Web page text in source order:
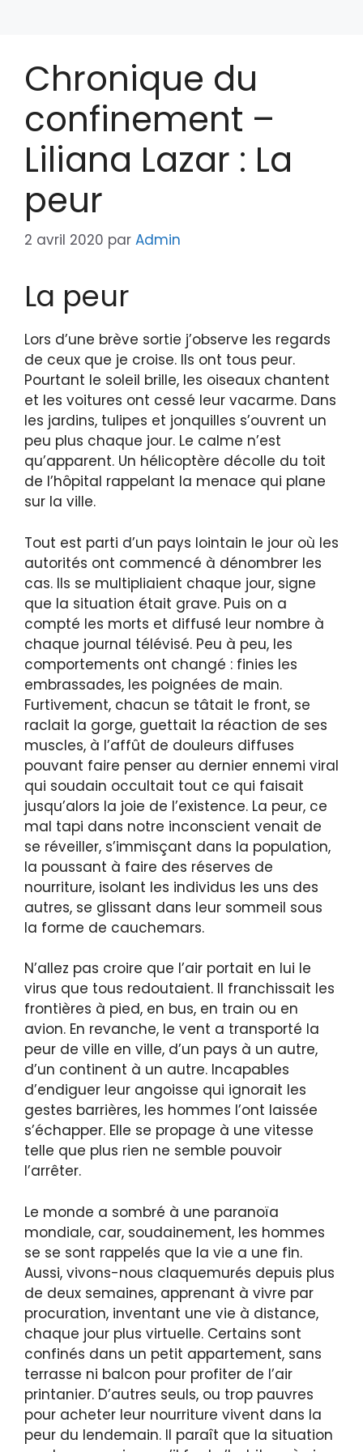
Chronique du
confinement –
Liliana Lazar : La
peur
2 avril 2020 par Admin
La peur
Lors d’une brève sortie j’observe les regards
de ceux que je croise. Ils ont tous peur.
Pourtant le soleil brille, les oiseaux chantent
et les voitures ont cessé leur vacarme. Dans
les jardins, tulipes et jonquilles s’ouvrent un
peu plus chaque jour. Le calme n’est
qu’apparent. Un hélicoptère décolle du toit
de l’hôpital rappelant la menace qui plane
sur la ville.
Tout est parti d’un pays lointain le jour où les
autorités ont commencé à dénombrer les
cas. Ils se multipliaient chaque jour, signe
que la situation était grave. Puis on a
compté les morts et diffusé leur nombre à
chaque journal télévisé. Peu à peu, les
comportements ont changé : finies les
embrassades, les poignées de main.
Furtivement, chacun se tâtait le front, se
raclait la gorge, guettait la réaction de ses
muscles, à l’affût de douleurs diffuses
pouvant faire penser au dernier ennemi viral
qui soudain occultait tout ce qui faisait
jusqu’alors la joie de l’existence. La peur, ce
mal tapi dans notre inconscient venait de
se réveiller, s’immisçant dans la population,
la poussant à faire des réserves de
nourriture, isolant les individus les uns des
autres, se glissant dans leur sommeil sous
la forme de cauchemars.
N’allez pas croire que l’air portait en lui le
virus que tous redoutaient. Il franchissait les
frontières à pied, en bus, en train ou en
avion. En revanche, le vent a transporté la
peur de ville en ville, d’un pays à un autre,
d’un continent à un autre. Incapables
d’endiguer leur angoisse qui ignorait les
gestes barrières, les hommes l’ont laissée
s’échapper. Elle se propage à une vitesse
telle que plus rien ne semble pouvoir
l’arrêter.
Le monde a sombré à une paranoïa
mondiale, car, soudainement, les hommes
se se sont rappelés que la vie a une fin.
Aussi, vivons-nous claquemurés depuis plus
de deux semaines, apprenant à vivre par
procuration, inventant une vie à distance,
chaque jour plus virtuelle. Certains sont
confinés dans un petit appartement, sans
terrasse ni balcon pour profiter de l’air
printanier. D’autres seuls, ou trop pauvres
pour acheter leur nourriture vivent dans la
peur du lendemain. Il paraît que la situation